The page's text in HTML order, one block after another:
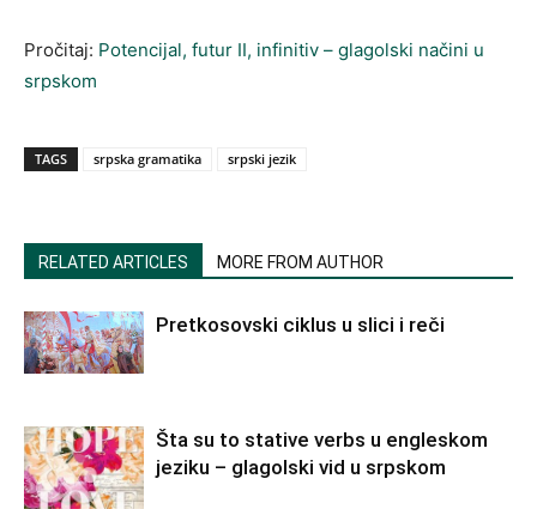
Pročitaj: Potencijal, futur II, infinitiv – glagolski načini u
srpskom
TAGS srpska gramatika srpski jezik
RELATED ARTICLES MORE FROM AUTHOR
Pretkosovski ciklus u slici i reči
Šta su to stative verbs u engleskom
jeziku – glagolski vid u srpskom